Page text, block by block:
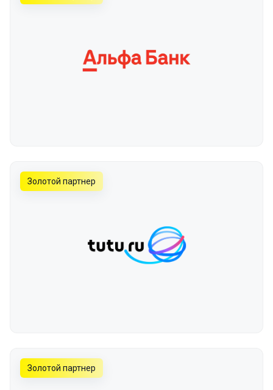
Золотой партнер
Золотой партнер